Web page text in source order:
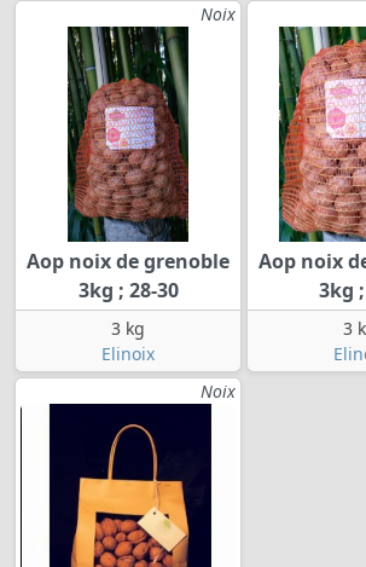
Noix
Aop noix de grenoble
3kg ; 28-30
3 kg
Elinoix
Aop noix
3kg
3
Noix